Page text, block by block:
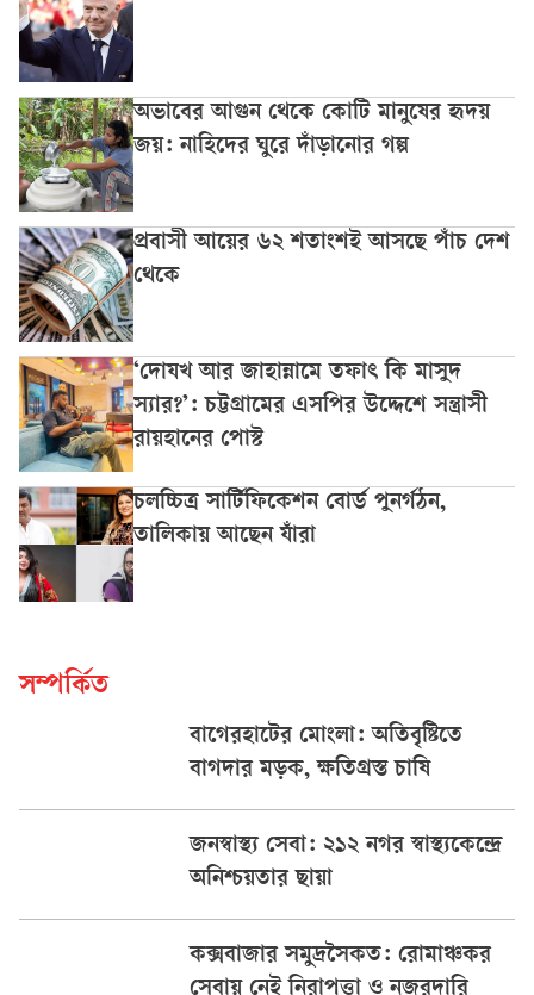
অভাবের আগুন থেকে কোটি মানুষের হৃদয়
জয়: নাহিদের ঘুরে দাঁড়ানোর গল্প
প্রবাসী আয়ের ৬২ শতাংশই আসছে পাঁচ দেশ
থেকে
‘দোযখ আর জাহান্নামে তফাৎ কি মাসুদ
স্যার?’: চট্টগ্রামের এসপির উদ্দেশে সন্ত্রাসী
রায়হানের পোস্ট
চলচ্চিত্র সার্টিফিকেশন বোর্ড পুনর্গঠন,
তালিকায় আছেন যাঁরা
সম্পর্কিত
বাগেরহাটের মোংলা: অতিবৃষ্টিতে
বাগদার মড়ক, ক্ষতিগ্রস্ত চাষি
জনস্বাস্থ্য সেবা: ২১২ নগর স্বাস্থ্যকেন্দ্রে
অনিশ্চয়তার ছায়া
কক্সবাজার সমুদ্রসৈকত: রোমাঞ্চকর